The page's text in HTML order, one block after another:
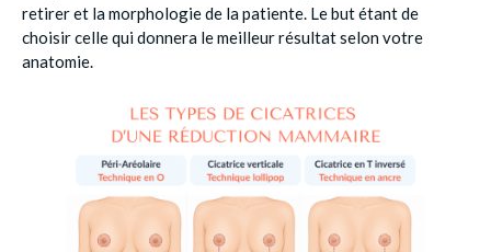
retirer et la morphologie de la patiente. Le but étant de
choisir celle qui donnera le meilleur résultat selon votre
anatomie.